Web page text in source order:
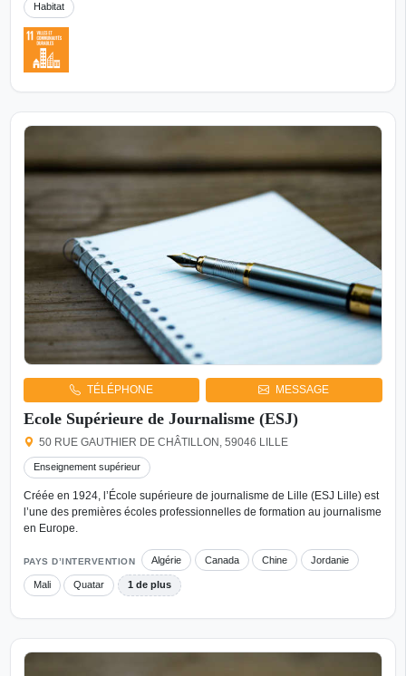
Habitat
TÉLÉPHONE MESSAGE
Ecole Supérieure de Journalisme (ESJ)
50 RUE GAUTHIER DE CHÂTILLON, 59046 LILLE
Enseignement supérieur
Créée en 1924, l’École supérieure de journalisme de Lille (ESJ Lille) est
l’une des premières écoles professionnelles de formation au journalisme
en Europe.
PAYS D’INTERVENTION Algérie Canada Chine Jordanie
Mali Quatar 1 de plus